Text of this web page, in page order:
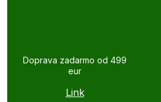
Doprava zadarmo od 499
eur
Link